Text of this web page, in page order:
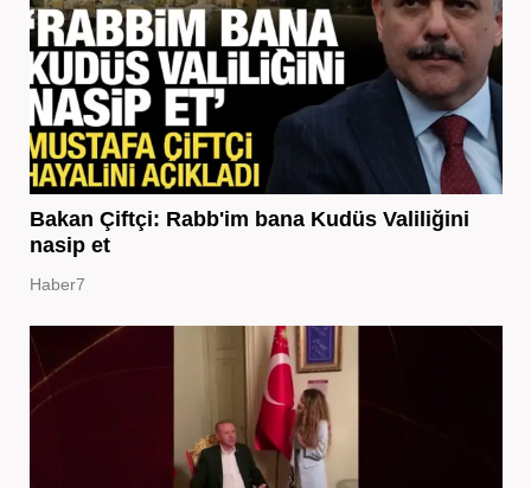
Bakan Çiftçi: Rabb'im bana Kudüs Valiliğini
nasip et
Haber7